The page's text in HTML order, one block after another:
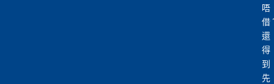
唔
借
還
得
到
先